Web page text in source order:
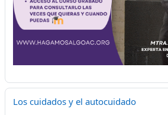
Los cuidados y el autocuidado